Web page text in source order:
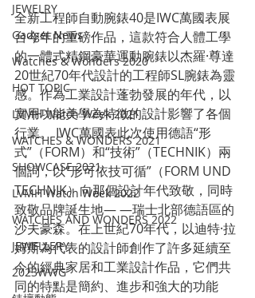
JEWELRY
Gadget News
Watches & Wonders 2020
HOT TOPIC
LVMH Watch Week 2021
WATCHES & WONDERS 2021
SHOWCASE 2021
LVMH Watch Week 2022
WATCHES AND WONDERS 2022
JEWELLERY
2023WWG
全新工程師自動腕錶40是IWC萬國表展
台今年的重磅作品，這款符合人體工學
的一體式精鋼豪華運動腕錶以杰羅·尊達
20世紀70年代設計的工程師SL腕錶為靈
感。作為工業設計蓬勃發展的年代，以
實用功能美學為特徵的設計影響了各個
行業。 IWC萬國表此次使用德語“形
式”（FORM）和“技術”（TECHNIK）兩
個詞，以“形可依技可循”（FORM UND
TECHNIK）向那個設計年代致敬，同時
致敬品牌誕生地— —瑞士北部德語區的
沙夫豪森。在上世紀70年代，以迪特·拉
姆斯為代表的設計師創作了許多延續至
今的經典家居和工業設計作品，它們共
同的特點是簡約、進步和強大的功能